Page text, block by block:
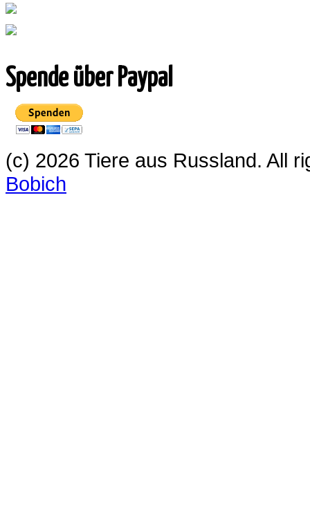
Spende über Paypal
(c) 2026 Tiere aus Russland. All
Bobich